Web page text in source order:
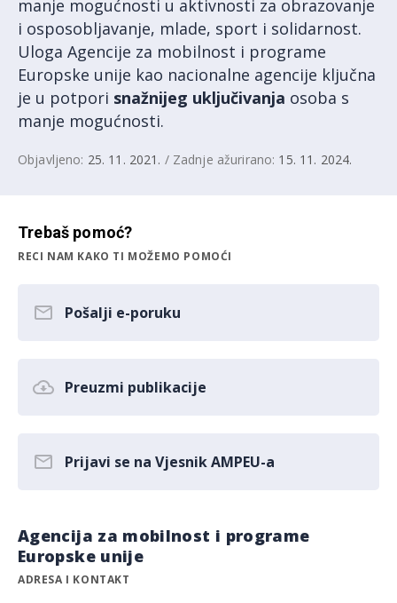
manje mogućnosti u aktivnosti za obrazovanje
i osposobljavanje, mlade, sport i solidarnost.
Uloga Agencije za mobilnost i programe
Europske unije kao nacionalne agencije ključna
je u potpori snažnijeg uključivanja osoba s
manje mogućnosti.
Objavljeno: 25. 11. 2021. / Zadnje ažurirano: 15. 11. 2024.
Trebaš pomoć?
RECI NAM KAKO TI MOŽEMO POMOĆI
Pošalji e-poruku
Preuzmi publikacije
Prijavi se na Vjesnik AMPEU-a
Agencija za mobilnost i programe
Europske unije
ADRESA I KONTAKT